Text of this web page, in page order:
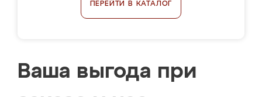
ПЕРЕЙТИ В КАТАЛОГ
Ваша выгода при